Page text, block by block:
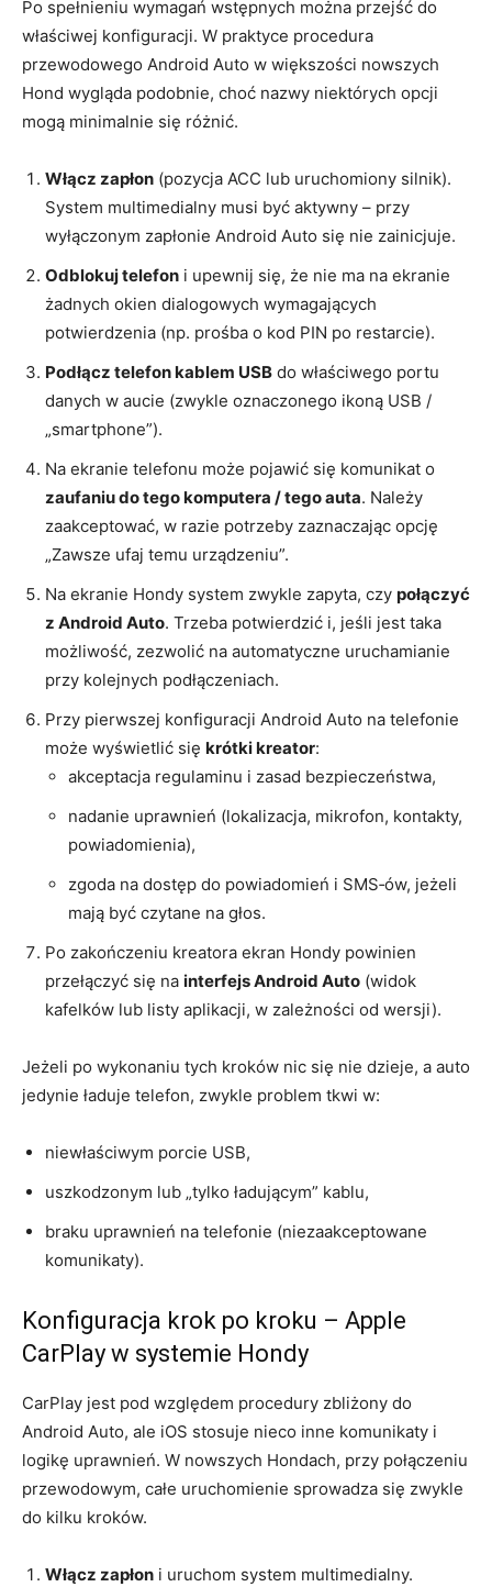
Po spełnieniu wymagań wstępnych można przejść do
właściwej konfiguracji. W praktyce procedura
przewodowego Android Auto w większości nowszych
Hond wygląda podobnie, choć nazwy niektórych opcji
mogą minimalnie się różnić.
Włącz zapłon (pozycja ACC lub uruchomiony silnik).
System multimedialny musi być aktywny – przy
wyłączonym zapłonie Android Auto się nie zainicjuje.
Odblokuj telefon i upewnij się, że nie ma na ekranie
żadnych okien dialogowych wymagających
potwierdzenia (np. prośba o kod PIN po restarcie).
Podłącz telefon kablem USB do właściwego portu
danych w aucie (zwykle oznaczonego ikoną USB /
„smartphone”).
Na ekranie telefonu może pojawić się komunikat o
zaufaniu do tego komputera / tego auta. Należy
zaakceptować, w razie potrzeby zaznaczając opcję
„Zawsze ufaj temu urządzeniu”.
Na ekranie Hondy system zwykle zapyta, czy połączyć
z Android Auto. Trzeba potwierdzić i, jeśli jest taka
możliwość, zezwolić na automatyczne uruchamianie
przy kolejnych podłączeniach.
Przy pierwszej konfiguracji Android Auto na telefonie
może wyświetlić się krótki kreator:
akceptacja regulaminu i zasad bezpieczeństwa,
nadanie uprawnień (lokalizacja, mikrofon, kontakty,
powiadomienia),
zgoda na dostęp do powiadomień i SMS‑ów, jeżeli
mają być czytane na głos.
Po zakończeniu kreatora ekran Hondy powinien
przełączyć się na interfejs Android Auto (widok
kafelków lub listy aplikacji, w zależności od wersji).
Jeżeli po wykonaniu tych kroków nic się nie dzieje, a auto
jedynie ładuje telefon, zwykle problem tkwi w:
niewłaściwym porcie USB,
uszkodzonym lub „tylko ładującym” kablu,
braku uprawnień na telefonie (niezaakceptowane
komunikaty).
Konfiguracja krok po kroku – Apple
CarPlay w systemie Hondy
CarPlay jest pod względem procedury zbliżony do
Android Auto, ale iOS stosuje nieco inne komunikaty i
logikę uprawnień. W nowszych Hondach, przy połączeniu
przewodowym, całe uruchomienie sprowadza się zwykle
do kilku kroków.
Włącz zapłon i uruchom system multimedialny.